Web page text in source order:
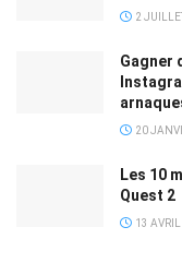
2
Gagner
20
Les 10
Quest 2
13